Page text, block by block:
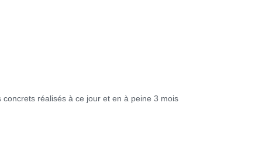
réalisés à ce jour et en à peine 3 mois